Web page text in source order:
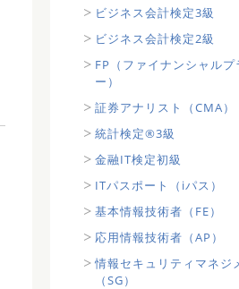
ビジネス会計検定3級
ビジネス会計検定2級
FP（ファイナンシャルプ
ー）
証券アナリスト（CMA）
統計検定®3級
金融IT検定初級
ITパスポート（iパス）
基本情報技術者（FE）
応用情報技術者（AP）
情報セキュリティマネジ
（SG）